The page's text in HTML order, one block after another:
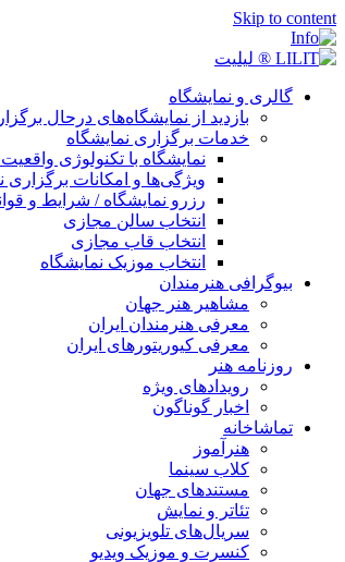
Skip to content
گالری و نمایشگاه
بازدید از نمایشگاه‌های درحال
خدمات برگزاری نمایشگاه
نمایشگاه با تکنولوژی
ویژگی‌ها و امکانات برگزاری
رزرو نمایشگاه / شرایط و
انتخاب سالن مجازی
انتخاب قاب مجازی
انتخاب موزیک نمایشگاه
بیوگرافی هنرمندان
مشاهیر هنر جهان
معرفی هنرمندان ایران
معرفی کیوریتورهای ایران
روزنامه هنر
رویدادهای ویژه
اخبار گوناگون
تماشاخانه
هنرآموز
کلاب سینما
مستندهای جهان
تئاتر و نمایش
سریال‌های تلویزیونی
کنسرت و موزیک ویدیو